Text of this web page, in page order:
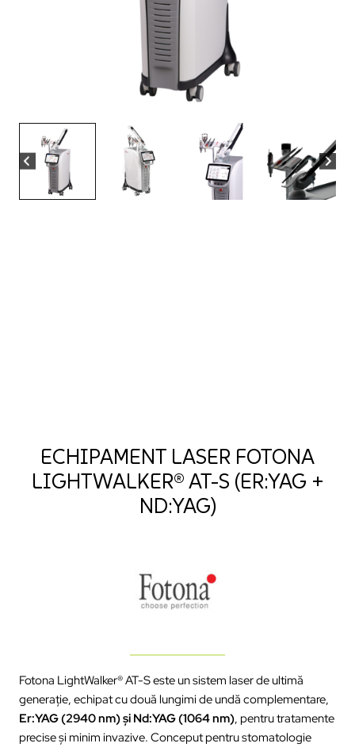
ECHIPAMENT LASER FOTONA
LIGHTWALKER® AT-S (ER:YAG +
ND:YAG)
Fotona LightWalker® AT-S este un sistem laser de ultimă
generație, echipat cu două lungimi de undă complementare,
Er:YAG (2940 nm) și Nd:YAG (1064 nm), pentru tratamente
precise și minim invazive. Conceput pentru stomatologie